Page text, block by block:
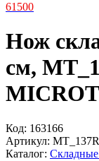
61 500
Нож
см,
Код: 163166
Артикул:
Каталог: